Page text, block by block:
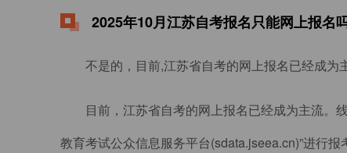
2025年10月江苏自考报名只能网上报名
不是的，目前,江苏省自考的网上报名已经成为
目前，江苏省自考的网上报名已经成为主流。
教育考试公众信息服务平台(sdata.jseea.cn)”进行报